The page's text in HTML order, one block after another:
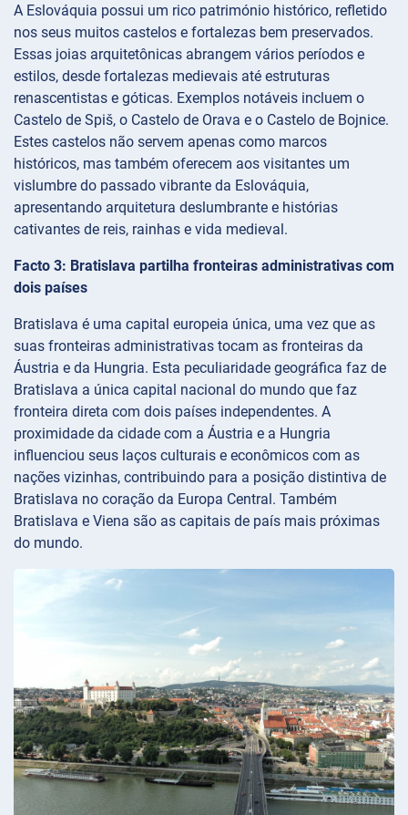
A Eslováquia possui um rico património histórico, refletido
nos seus muitos castelos e fortalezas bem preservados.
Essas joias arquitetônicas abrangem vários períodos e
estilos, desde fortalezas medievais até estruturas
renascentistas e góticas. Exemplos notáveis incluem o
Castelo de Spiš, o Castelo de Orava e o Castelo de Bojnice.
Estes castelos não servem apenas como marcos
históricos, mas também oferecem aos visitantes um
vislumbre do passado vibrante da Eslováquia,
apresentando arquitetura deslumbrante e histórias
cativantes de reis, rainhas e vida medieval.
Facto 3: Bratislava partilha fronteiras administrativas com
dois países
Bratislava é uma capital europeia única, uma vez que as
suas fronteiras administrativas tocam as fronteiras da
Áustria e da Hungria. Esta peculiaridade geográfica faz de
Bratislava a única capital nacional do mundo que faz
fronteira direta com dois países independentes. A
proximidade da cidade com a Áustria e a Hungria
influenciou seus laços culturais e econômicos com as
nações vizinhas, contribuindo para a posição distintiva de
Bratislava no coração da Europa Central. Também
Bratislava e Viena são as capitais de país mais próximas
do mundo.